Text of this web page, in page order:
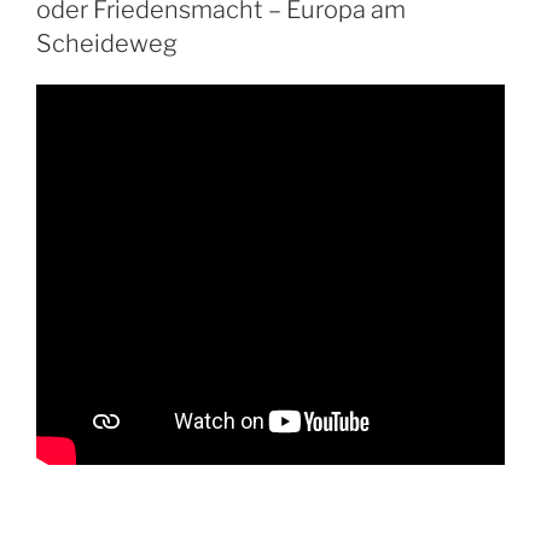
oder Friedensmacht – Europa am
Scheideweg